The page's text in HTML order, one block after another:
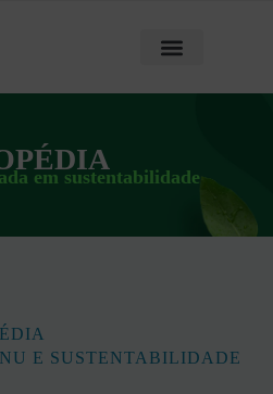
em sustentabilidade
E SUSTENTABILIDADE